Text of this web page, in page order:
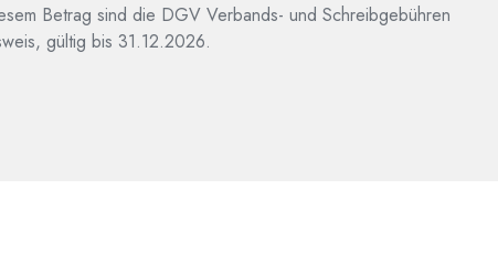
Betrag sind die DGV Verbands- und Schreibgebühren
gültig bis 31.12.2026.